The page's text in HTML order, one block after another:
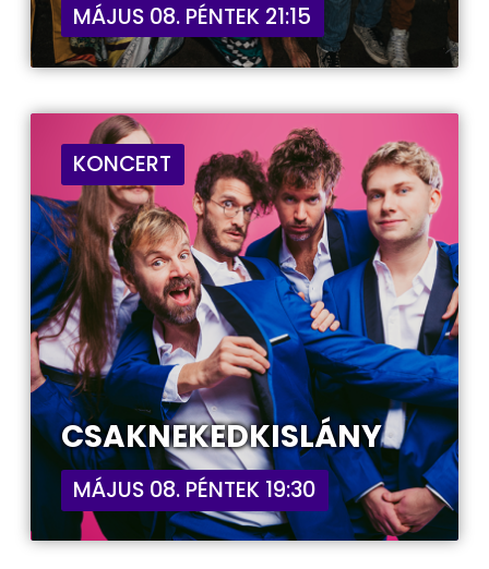
MÁJUS 08. PÉNTEK 21:15
KONCERT
CSAKNEKEDKISLÁNY
MÁJUS 08. PÉNTEK 19:30